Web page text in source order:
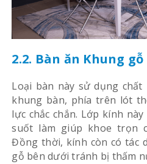
2.2. Bàn ăn Khung
Loại bàn này sử dụng
khung bàn, phía trên lót
lực chắc chắn. Lớp kính
suốt làm giúp khoe trọn
Đồng thời, kính còn có tác
gỗ bên dưới tránh bị thấm